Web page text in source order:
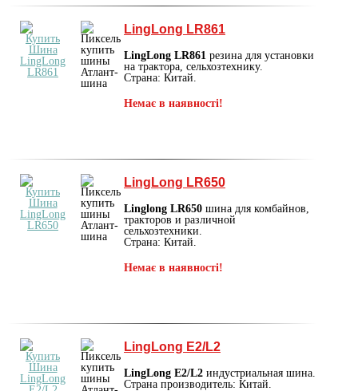
LingLong LR861
LingLong LR861 резина для установки
на трактора, сельхозтехнику.
Страна: Китай.
Немає в наявності!
LingLong LR650
Linglong LR650 шина для комбайнов,
тракторов и различной
сельхозтехники.
Страна: Китай.
Немає в наявності!
LingLong E2/L2
LingLong E2/L2 индустриальная шина.
Страна производитель: Китай.